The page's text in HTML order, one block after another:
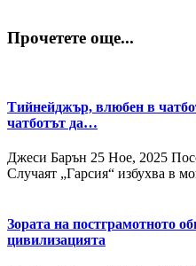
Прочетете още...
Тийнейджър, влюбен в
чатботът да…
Джеси Барън 25 Ное, 2025
Случаят „Гарсия“ избухва в
Зората на постграмотното
цивилизацията